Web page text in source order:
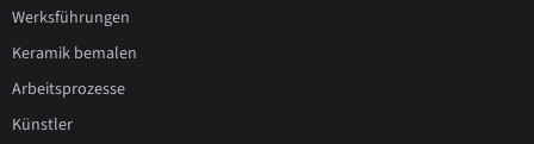
Werksführungen
Keramik bemalen
Arbeitsprozesse
Künstler